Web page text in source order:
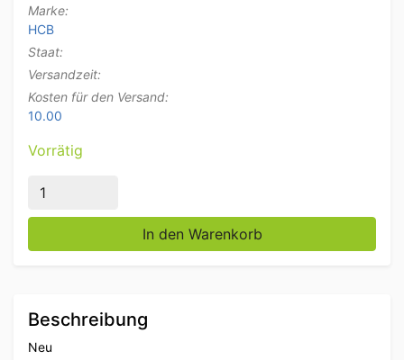
Marke:
HCB
Staat:
Versandzeit:
Kosten für den Versand:
10.00
Vorrätig
HCB Popcornmaschine Popcornmaschine Rot 230V
In den Warenkorb
Beschreibung
Neu